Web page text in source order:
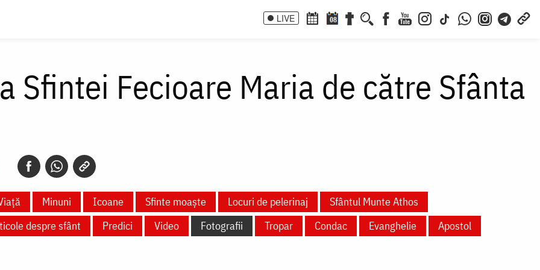
LIVE 08
Sfintei Fecioare Maria de către Sfânta
Minuni Icoane Sfinte moaște Locuri de pelerinaj
Sfântul Munte Athos
despre sfânt Predici Video Fotografii Tropar Condac Evanghelie Apostol